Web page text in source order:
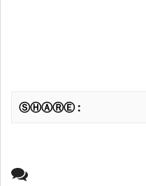
ⓈⒽⒶⓇⒺ :